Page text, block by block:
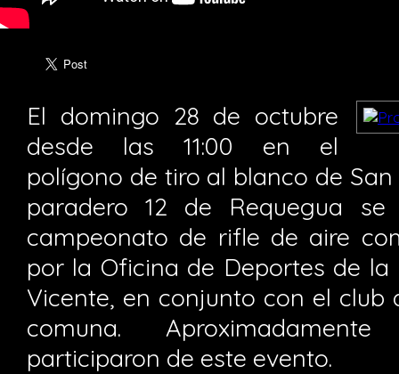
El domingo 28 de octubre
desde las 11:00 en el
polígono de tiro al blanco de
paradero 12 de Requegua
campeonato de rifle de aire
por la Oficina de Deportes de la
Vicente, en conjunto con el
comuna.
participaron de este evento.